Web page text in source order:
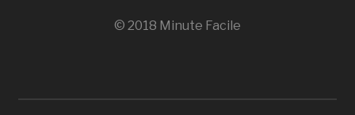
© 2018 Minute Facile